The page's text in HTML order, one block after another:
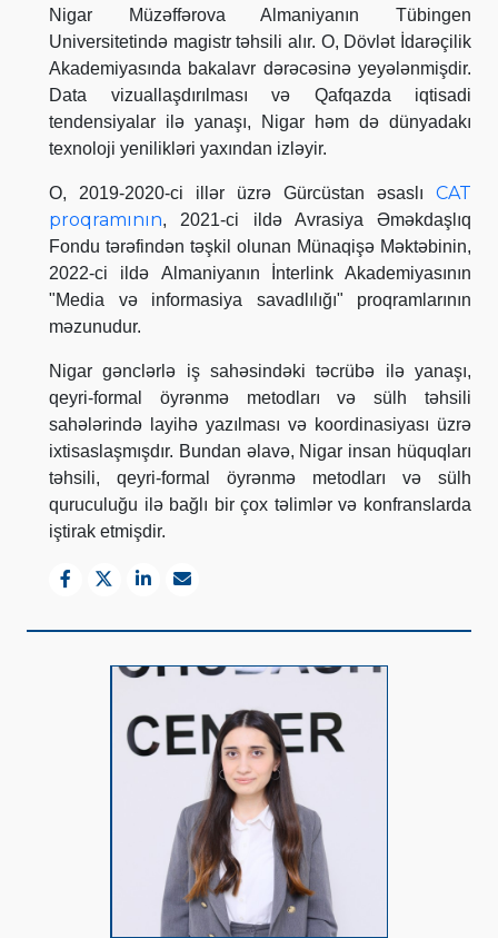
Nigar Müzəffərova Almaniyanın Tübingen
Universitetində magistr təhsili alır. O, Dövlət İdarəçilik
Akademiyasında bakalavr dərəcəsinə yeyələnmişdir.
Data vizuallaşdırılması və Qafqazda iqtisadi
tendensiyalar ilə yanaşı, Nigar həm də dünyadakı
texnoloji yenilikləri yaxından izləyir.
O, 2019-2020-ci illər üzrə Gürcüstan əsaslı CAT
proqramının, 2021-ci ildə Avrasiya Əməkdaşlıq
Fondu tərəfindən təşkil olunan Münaqişə Məktəbinin,
2022-ci ildə Almaniyanın İnterlink Akademiyasının
"Media və informasiya savadlılığı" proqramlarının
məzunudur.
Nigar gənclərlə iş sahəsindəki təcrübə ilə yanaşı,
qeyri-formal öyrənmə metodları və sülh təhsili
sahələrində layihə yazılması və koordinasiyası üzrə
ixtisaslaşmışdır. Bundan əlavə, Nigar insan hüquqları
təhsili, qeyri-formal öyrənmə metodları və sülh
quruculuğu ilə bağlı bir çox təlimlər və konfranslarda
iştirak etmişdir.